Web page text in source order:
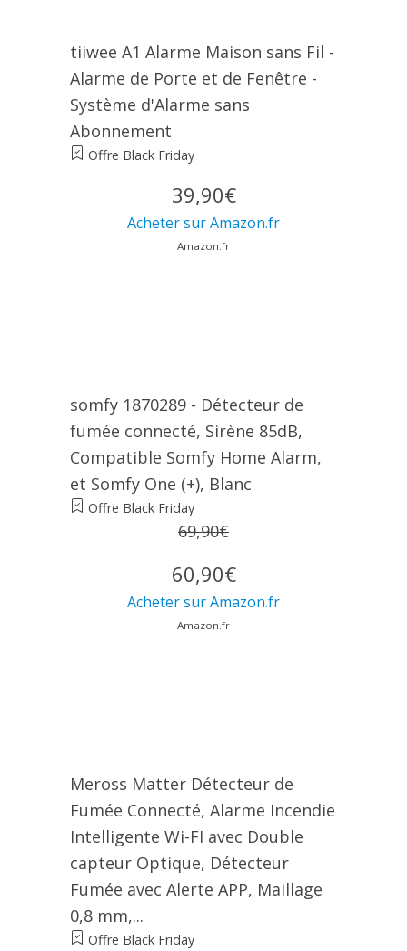
tiiwee A1 Alarme Maison sans Fil -
Alarme de Porte et de Fenêtre -
Système d'Alarme sans
Abonnement
Offre Black Friday
39,90€
Acheter sur Amazon.fr
Amazon.fr
somfy 1870289 - Détecteur de
fumée connecté, Sirène 85dB,
Compatible Somfy Home Alarm,
et Somfy One (+), Blanc
Offre Black Friday
69,90€
60,90€
Acheter sur Amazon.fr
Amazon.fr
Meross Matter Détecteur de
Fumée Connecté, Alarme Incendie
Intelligente Wi-FI avec Double
capteur Optique, Détecteur
Fumée avec Alerte APP, Maillage
0,8 mm,...
Offre Black Friday